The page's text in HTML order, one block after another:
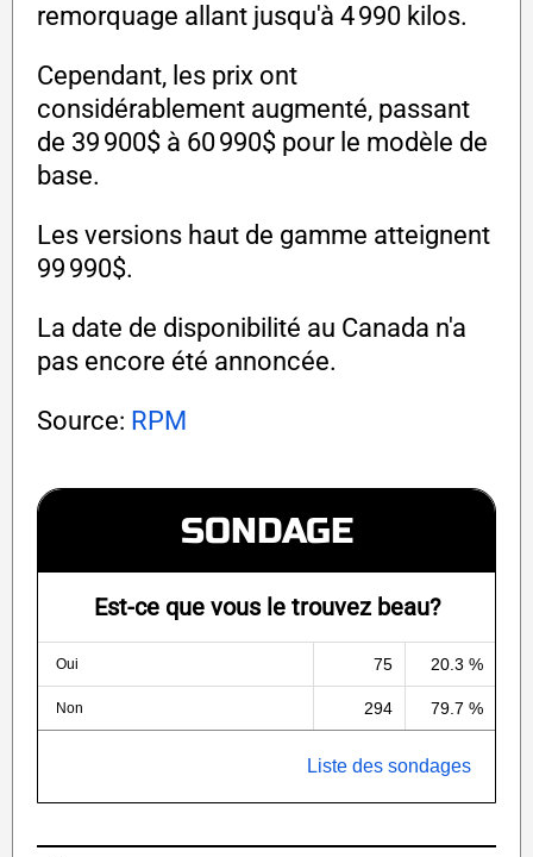
remorquage allant jusqu'à 4 990 kilos.
Cependant, les prix ont
considérablement augmenté, passant
de 39 900$ à 60 990$ pour le modèle de
base.
Les versions haut de gamme atteignent
99 990$.
La date de disponibilité au Canada n'a
pas encore été annoncée.
Source: RPM
SONDAGE
Est-ce que vous le trouvez beau?
Oui 75 20.3 %
Non 294 79.7 %
Liste des sondages